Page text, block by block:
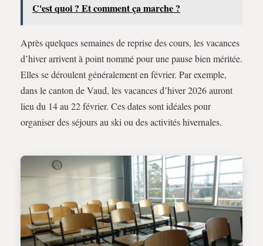
C'est quoi ? Et comment ça marche ?
Après quelques semaines de reprise des cours, les vacances
d’hiver arrivent à point nommé pour une pause bien méritée.
Elles se déroulent généralement en février. Par exemple,
dans le canton de Vaud, les vacances d’hiver 2026 auront
lieu du 14 au 22 février. Ces dates sont idéales pour
organiser des séjours au ski ou des activités hivernales.